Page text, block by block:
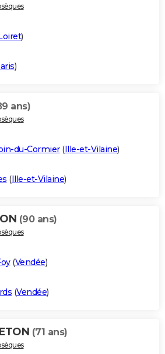
)
)
ans)
du-Cormier(Ille-et-Vilaine)
(Ille-et-Vilaine)
(90 ans)
(Vendée)
(Vendée)
(71 ans)